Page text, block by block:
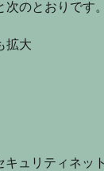
のとおりです。
拡大
ュリティネッ